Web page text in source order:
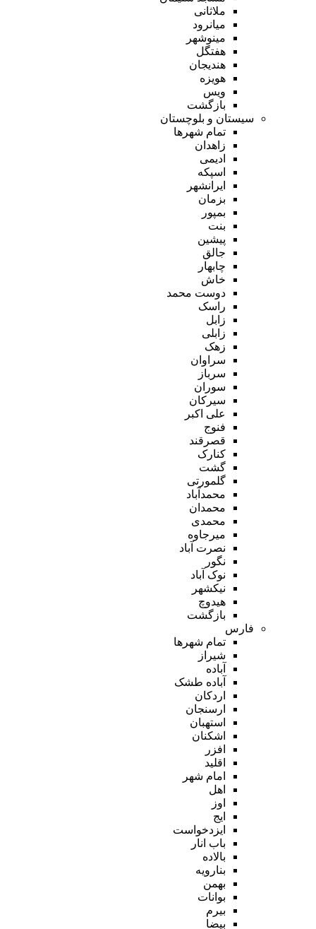
ملاثانی
میانرود
مینوشهر
هفتگل
هندیجان
هویزه
ویس
بازگشت
سیستان و بلوچستان
تمام شهر‌ها
زاهدان
ادیمی
اسپکه
ایرانشهر
بزمان
بمپور
بنت
پیشین
جالق
چابهار
خاش
دوست محمد
راسک
زابل
زابلی
زهک
سراوان
سرباز
سوران
سیرکان
علی اکبر
فنوج
قصرقند
کنارک
گشت
گلمورتی
محمدآباد
محمدان
محمدی
میرجاوه
نصرت آباد
نگور
نوک آباد
نیکشهر
هیدوچ
بازگشت
فارس
تمام شهر‌ها
شیراز
آباده
آباده طشک
اردکان
ارسنجان
استهبان
اشکنان
افزر
اقلید
امام شهر
اهل
اوز
ایج
ایزدخواست
باب انار
بالاده
بنارویه
بهمن
بوانات
بیرم
بیضا